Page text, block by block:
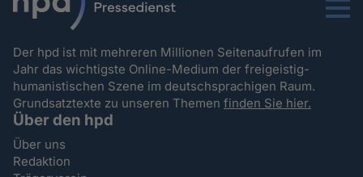
Menu
Der hpd ist mit mehreren Millionen Seitenaufrufen im
Jahr das wichtigste Online-Medium der freigeistig-
humanistischen Szene im deutschsprachigen Raum.
Grundsatztexte zu unseren Themenfinden Sie hier.
Über den hpd
Über uns
Redaktion